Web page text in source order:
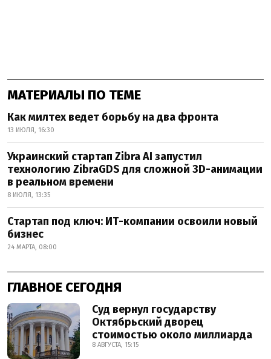
МАТЕРИАЛЫ ПО ТЕМЕ
Как милтех ведет борьбу на два фронта
13 ИЮЛЯ, 16:30
Украинский стартап Zibra AI запустил
технологию ZibraGDS для сложной 3D-анимации
в реальном времени
8 ИЮЛЯ, 13:35
Стартап под ключ: ИТ-компании освоили новый
бизнес
24 МАРТА, 08:00
ГЛАВНОЕ СЕГОДНЯ
Суд вернул государству
Октябрьский дворец
стоимостью около миллиарда
8 АВГУСТА, 15:15